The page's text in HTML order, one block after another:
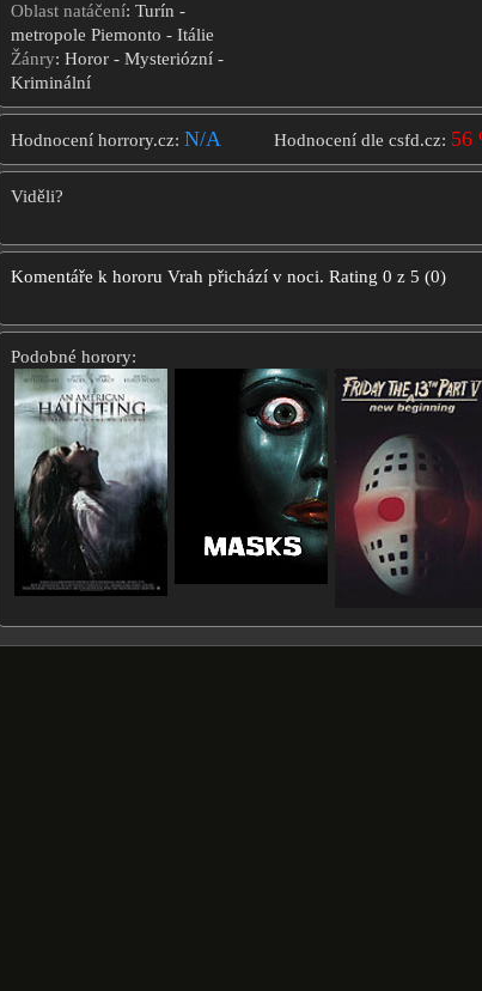
Oblast natáčení: Turín -
metropole Piemonto - Itálie
Žánry: Horor - Mysteriózní -
Kriminální
Hodnocení horrory.cz: N/A Hodnocení dle csfd.cz: 56
Viděli?
Komentáře k hororu Vrah přichází v noci. Rating 0 z 5 (0)
Podobné horory: